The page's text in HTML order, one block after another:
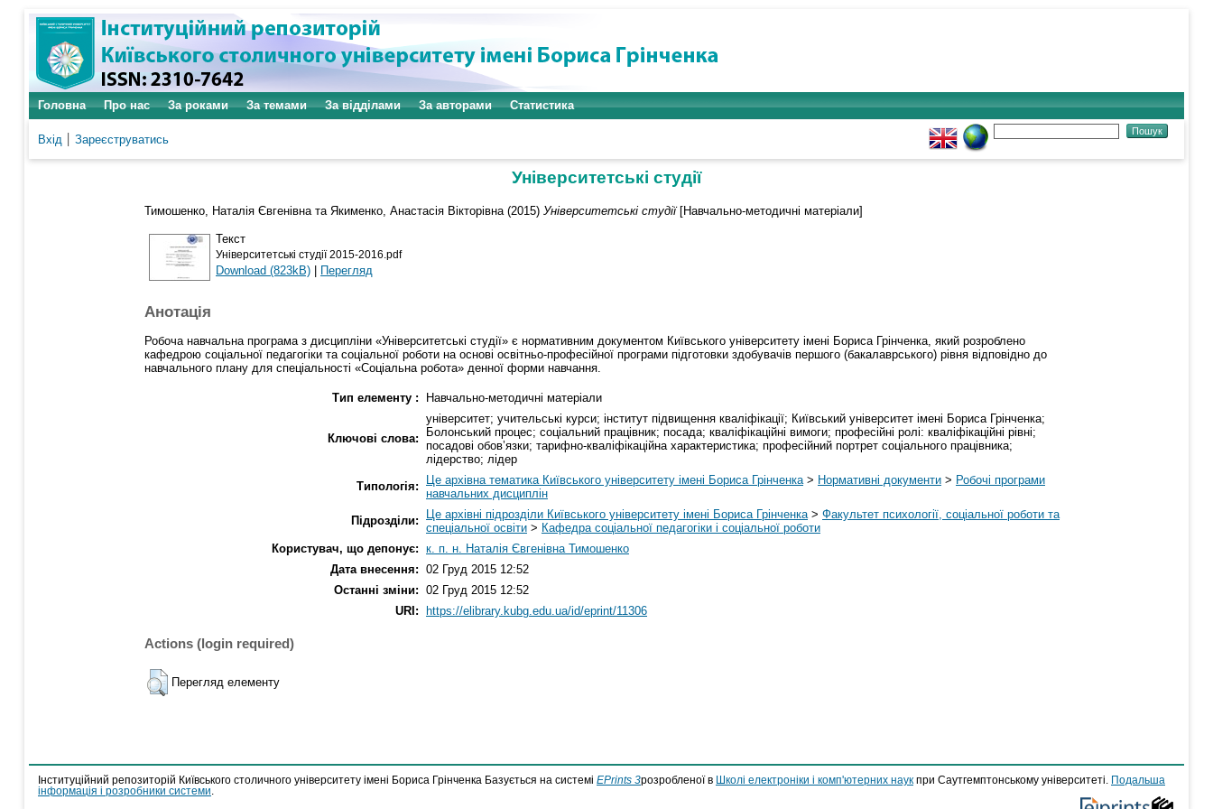
Головна Про нас За роками За темами За відділами За авторами Статистика
Вхід Зареєструватись
Університетські студії
Тимошенко, Наталія Євгенівна та Якименко, Анастасія Вікторівна (2015) Університетські студії[Навчально-методичні матеріали]
Текст
Університетські студії 2015-2016.pdf
Download (823kB) | Перегляд
Анотація
Робоча навчальна програма з дисципліни «Університетські студії» є нормативним документом Київського університету імені Бориса Грінченка, який розроблено
кафедрою соціальної педагогіки та соціальної роботи на основі освітньо-професійної програми підготовки здобувачів першого (бакалаврського) рівня відповідно до
навчального плану для спеціальності «Соціальна робота» денної форми навчання.
Тип елементу : Навчально-методичні матеріали
Ключові слова:
університет; учительські курси; інститут підвищення кваліфікації; Київський університет імені Бориса Грінченка;
Болонський процес; соціальний працівник; посада; кваліфікаційні вимоги; професійні ролі: кваліфікаційні рівні;
посадові обов’язки; тарифно-кваліфікаційна характеристика; професійний портрет соціального працівника;
лідерство; лідер
Типологія:
Це архівна тематика Київського університету імені Бориса Грінченка > Нормативні документи > Робочі програми
навчальних дисциплін
Підрозділи:
Це архівні підрозділи Київського університету імені Бориса Грінченка > Факультет психології, соціальної роботи та
спеціальної освіти > Кафедра соціальної педагогіки і соціальної роботи
Користувач, що депонує: к. п. н. Наталія Євгенівна Тимошенко
Дата внесення: 02 Груд 2015 12:52
Останні зміни: 02 Груд 2015 12:52
URI:
https://elibrary.kubg.edu.ua/id/eprint/11306
Actions (login required)
Перегляд елементу
Інституційний репозиторій Київського столичного університету імені Бориса Грінченка Базується на системі EPrints 3розробленої в Школі електроніки і комп'ютерних наук при Саутгемптонському університеті.
Подальша
інформація і розробники системи